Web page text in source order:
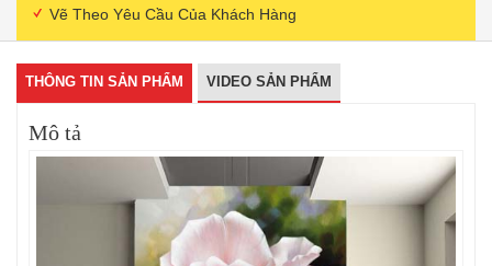
Vẽ Theo Yêu Cầu Của Khách Hàng
THÔNG TIN SẢN PHẨM VIDEO SẢN PHẨM
Mô tả